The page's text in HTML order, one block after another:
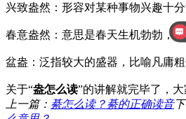
兴致盎然：形容对某种事物兴趣十分
春意盎然：意思是春天生机勃勃
盆盎：泛指较大的盛器，比喻凡
关于“盎怎么读”的讲解就完毕了，大
上一篇： 綦怎么读？綦的正确读音